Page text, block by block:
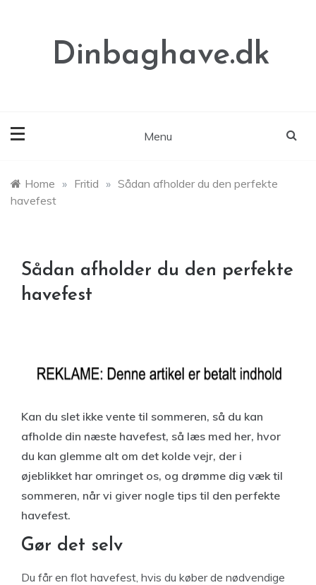
Dinbaghave.dk
Menu
Home » Fritid » Sådan afholder du den perfekte
havefest
Sådan afholder du den perfekte
havefest
Kan du slet ikke vente til sommeren, så du kan
afholde din næste havefest, så læs med her, hvor
du kan glemme alt om det kolde vejr, der i
øjeblikket har omringet os, og drømme dig væk til
sommeren, når vi giver nogle tips til den perfekte
havefest.
Gør det selv
Du får en flot havefest, hvis du køber de nødvendige